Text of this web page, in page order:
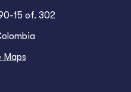
15 of. 302
Maps